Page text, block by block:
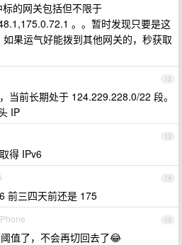
的网关包括但不限于
。。暂时发现只要是这
果运气好能拨到其他网关的，秒获取
12
当前长期处于 124.229.228.0/22 段。
IP
13
得 IPv6
14
前三四天前还是 175
15
值了，不会再切回去了😂